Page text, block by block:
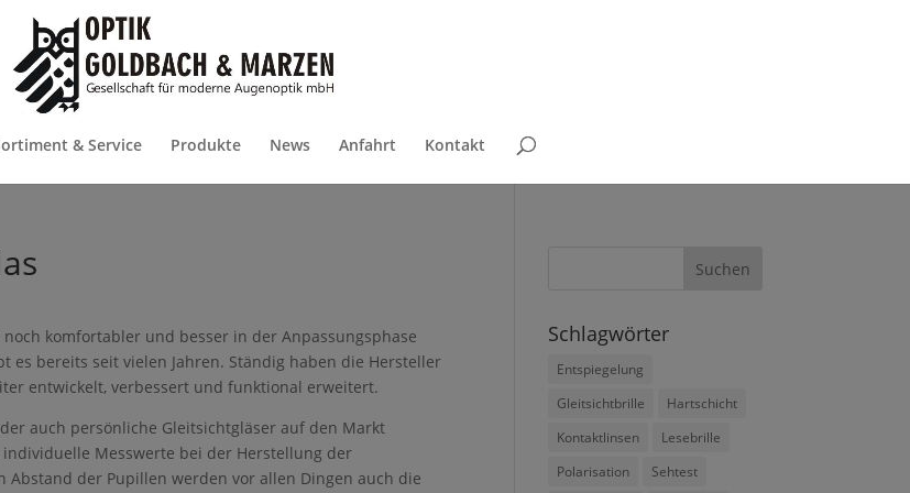
& Service Produkte News Anfahrt Kontakt
komfortabler und besser in der Anpassungsphase
es bereits seit vielen Jahren. Ständig haben die Hersteller
entwickelt, verbessert und funktional erweitert.
auch persönliche Gleitsichtgläser auf den Markt
individuelle Messwerte bei der Herstellung der
der Pupillen werden vor allen Dingen auch die
Schlagwörter
Entspiegelung
Gleitsichtbrille
Hartschicht
Kontaktlinsen
Lesebrille
Polarisation
Sehtest